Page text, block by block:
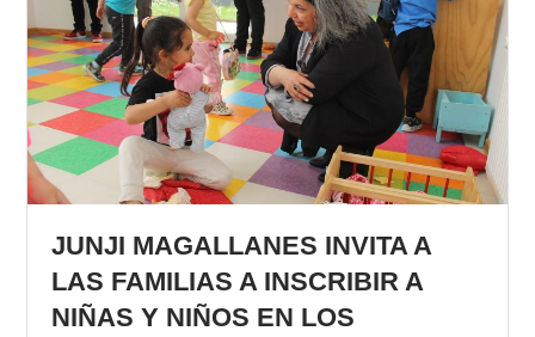
JUNJI MAGALLANES INVITA A
LAS FAMILIAS A INSCRIBIR A
NIÑAS Y NIÑOS EN LOS